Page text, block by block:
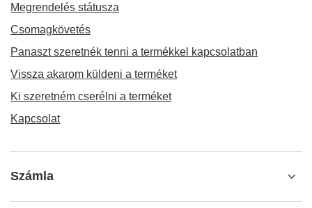
Megrendelés státusza
Csomagkövetés
Panaszt szeretnék tenni a termékkel kapcsolatban
Vissza akarom küldeni a terméket
Ki szeretném cserélni a terméket
Kapcsolat
Számla